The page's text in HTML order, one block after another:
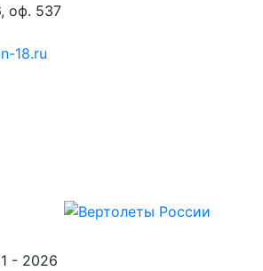
оф. 537
18.ru
- 2026